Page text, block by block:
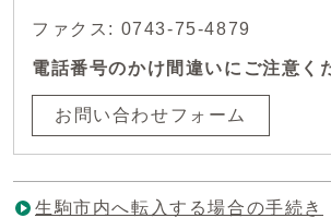
ファクス: 0743-75-4879
電話番号のかけ間違いにご注意く
お問い合わせフォーム
生駒市内へ転入する場合の手続き